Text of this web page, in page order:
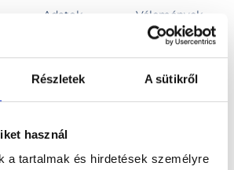
Részletek A sütikről
használ
a tartalmak és hirdetések személyre
Adatok Vélemények